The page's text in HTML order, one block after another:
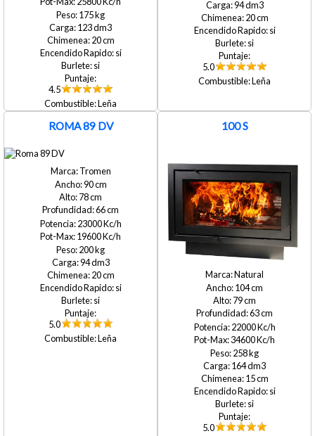
175
123
20
si
si
4.5
Leña
94
20
si
si
5.0
Leña
ROMA 89 DV
Tromen
90
78
66
23000
19600
200
94
20
si
si
5.0
Leña
100 S
Natural
104
79
63
22000
34600
258
164
15
si
si
5.0